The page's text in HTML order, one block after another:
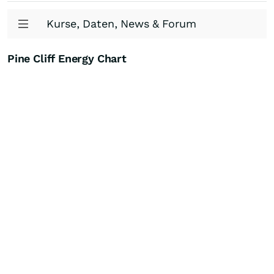
Kurse, Daten, News & Forum
Pine Cliff Energy Chart